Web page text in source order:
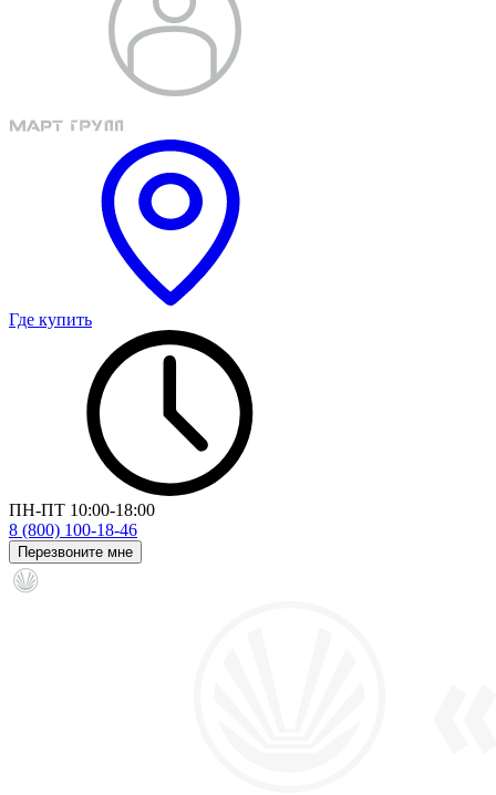
Где купить
ПН-ПТ 10:00-18:00
8 (800) 100-18-46
Перезвоните мне